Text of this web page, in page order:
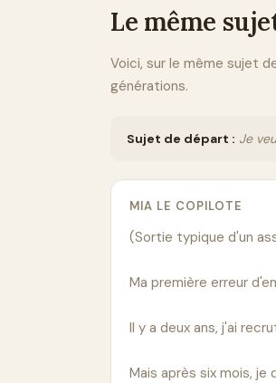
Le même
Voici, sur le même sujet
générations.
Sujet de départ : Je
MIA LE COPILOTE
(Sortie typique d'un
Ma première erreur
Il y a deux ans, j'ai
Mais après six mois,